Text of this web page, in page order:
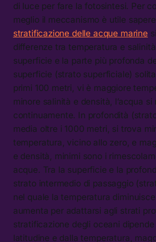
di luce per fare la fotosintesi. Per
meglio il meccanismo è utile
stratificazione delle acque marine
differenze tra temperatura e
superficie e la parte più profonda
superficie (strato superficiale)
primi 100 metri, vi è maggiore
minore salinità e densità, l’acqua si
continuamente. In profondità
media oltre i 1000 metri, si trova
temperatura, vicino allo zero, e
e densità, minimi sono i
acque. Tra la superficie e la
strato intermedio di passaggio
nel quale la temperatura
aumenta per adattarsi agli strati
stratificazione degli oceani dipende
latitudine e dalla temperatura,